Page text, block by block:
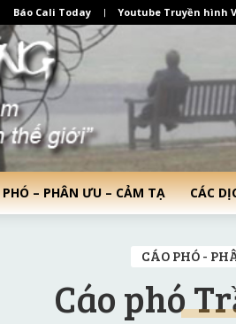
Báo Cali Today Youtube Truyền hình
PHÓ – PHÂN ƯU – CẢM TẠ CÁC
CÁO PHÓ -
Cáo phó